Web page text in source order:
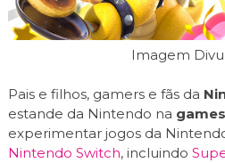
Imagem
Pais e filhos, gamers e fãs da
estande da Nintendo na
experimentar jogos da
Nintendo Switch, incluindo